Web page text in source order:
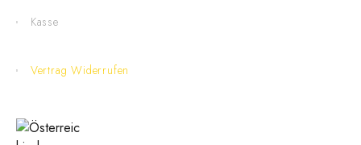
Kasse
Vertrag Widerrufen